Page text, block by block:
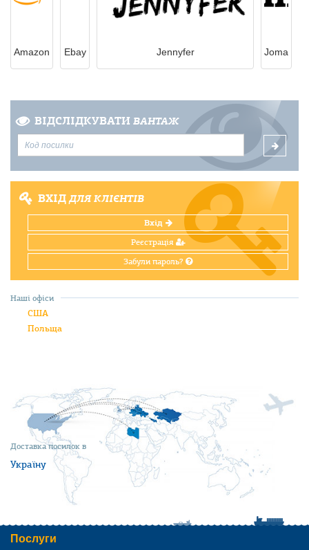
Amazon Ebay Jennyfer Joma
ВІДСЛІДКУВАТИ ВАНТАЖ
ВХІДДЛЯ КЛІЄНТІВ
Вхід
Реєстрація
Забули пароль?
Доставка посилок в
Україну
Наші офіси
США
Польща
Послуги